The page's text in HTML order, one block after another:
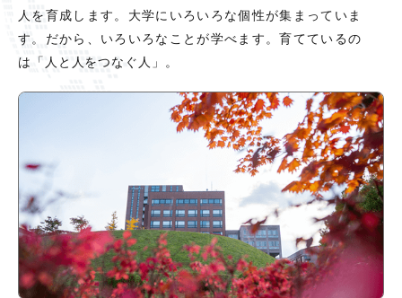
⼈を育成します。⼤学にいろいろな個性が集まっていま
す。だから、いろいろなことが学べます。育てているの
は「⼈と⼈をつなぐ⼈」。